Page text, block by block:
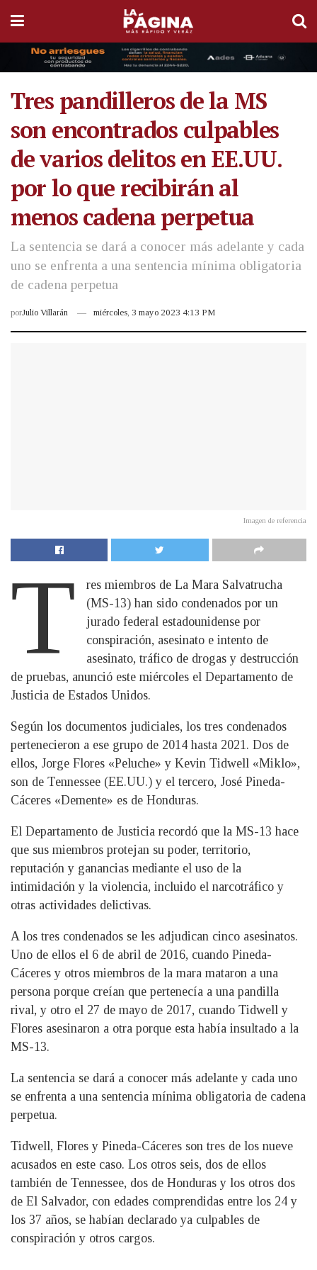
Tres pandilleros de la MS
son encontrados culpables
de varios delitos en EE.UU.
por lo que recibirán al
menos cadena perpetua
La sentencia se dará a conocer más adelante y cada
uno se enfrenta a una sentencia mínima obligatoria
de cadena perpetua
porJulio Villarán miércoles, 3 mayo 2023 4:13 PM
Imagen de referencia
T
res miembros de La Mara Salvatrucha
(MS-13) han sido condenados por un
jurado federal estadounidense por
conspiración, asesinato e intento de
asesinato, tráfico de drogas y destrucción
de pruebas, anunció este miércoles el Departamento de
Justicia de Estados Unidos.
Según los documentos judiciales, los tres condenados
pertenecieron a ese grupo de 2014 hasta 2021. Dos de
ellos, Jorge Flores «Peluche» y Kevin Tidwell «Miklo»,
son de Tennessee (EE.UU.) y el tercero, José Pineda-
Cáceres «Demente» es de Honduras.
El Departamento de Justicia recordó que la MS-13 hace
que sus miembros protejan su poder, territorio,
reputación y ganancias mediante el uso de la
intimidación y la violencia, incluido el narcotráfico y
otras actividades delictivas.
A los tres condenados se les adjudican cinco asesinatos.
Uno de ellos el 6 de abril de 2016, cuando Pineda-
Cáceres y otros miembros de la mara mataron a una
persona porque creían que pertenecía a una pandilla
rival, y otro el 27 de mayo de 2017, cuando Tidwell y
Flores asesinaron a otra porque esta había insultado a la
MS-13.
La sentencia se dará a conocer más adelante y cada uno
se enfrenta a una sentencia mínima obligatoria de cadena
perpetua.
Tidwell, Flores y Pineda-Cáceres son tres de los nueve
acusados en este caso. Los otros seis, dos de ellos
también de Tennessee, dos de Honduras y los otros dos
de El Salvador, con edades comprendidas entre los 24 y
los 37 años, se habían declarado ya culpables de
conspiración y otros cargos.